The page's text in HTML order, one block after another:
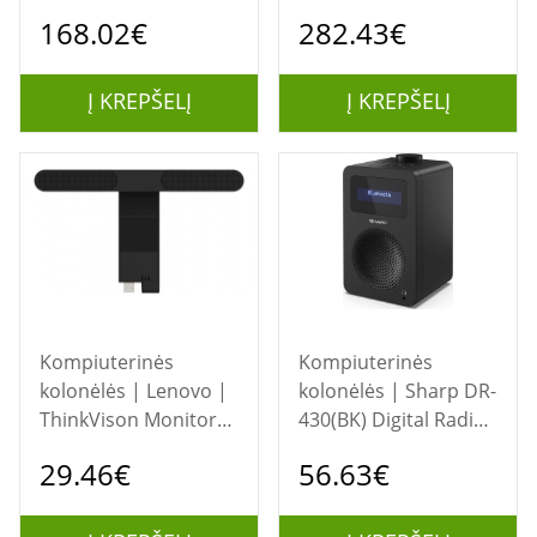
Wireless connection |
168.02€
Į KREPŠELĮ
Wireless connection |
282.43€
Į KREPŠELĮ
Kompiuterinės
kolonėlės | Lenovo |
ThinkVison Monitor
Ω | Black
29.46€
Kompiuterinės
kolonėlės | Sharp DR-
430(BK) Digital Radio,
Bluetooth 5.0,
56.63€